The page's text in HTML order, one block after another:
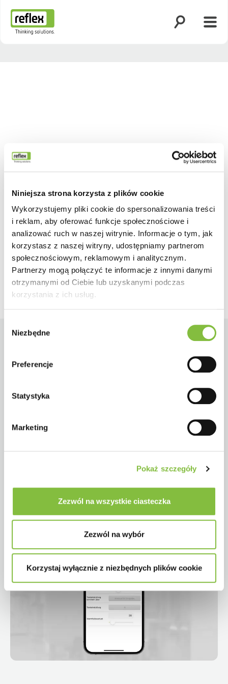
Niniejsza strona korzysta z plików cookie
Wykorzystujemy pliki cookie do spersonalizowania treści
i reklam, aby oferować funkcje społecznościowe i
analizować ruch w naszej witrynie. Informacje o tym, jak
korzystasz z naszej witryny, udostępniamy partnerom
społecznościowym, reklamowym i analitycznym.
Partnerzy mogą połączyć te informacje z innymi danymi
otrzymanymi od Ciebie lub uzyskanymi podczas
korzystania z ich usług.
zgody
Niezbędne
Preferencje
Statystyka
Marketing
Pokaż szczegóły
Zezwól na wszystkie ciasteczka
Zezwól na wybór
Korzystaj wyłącznie z niezbędnych plików cookie
Wstecz Dalej